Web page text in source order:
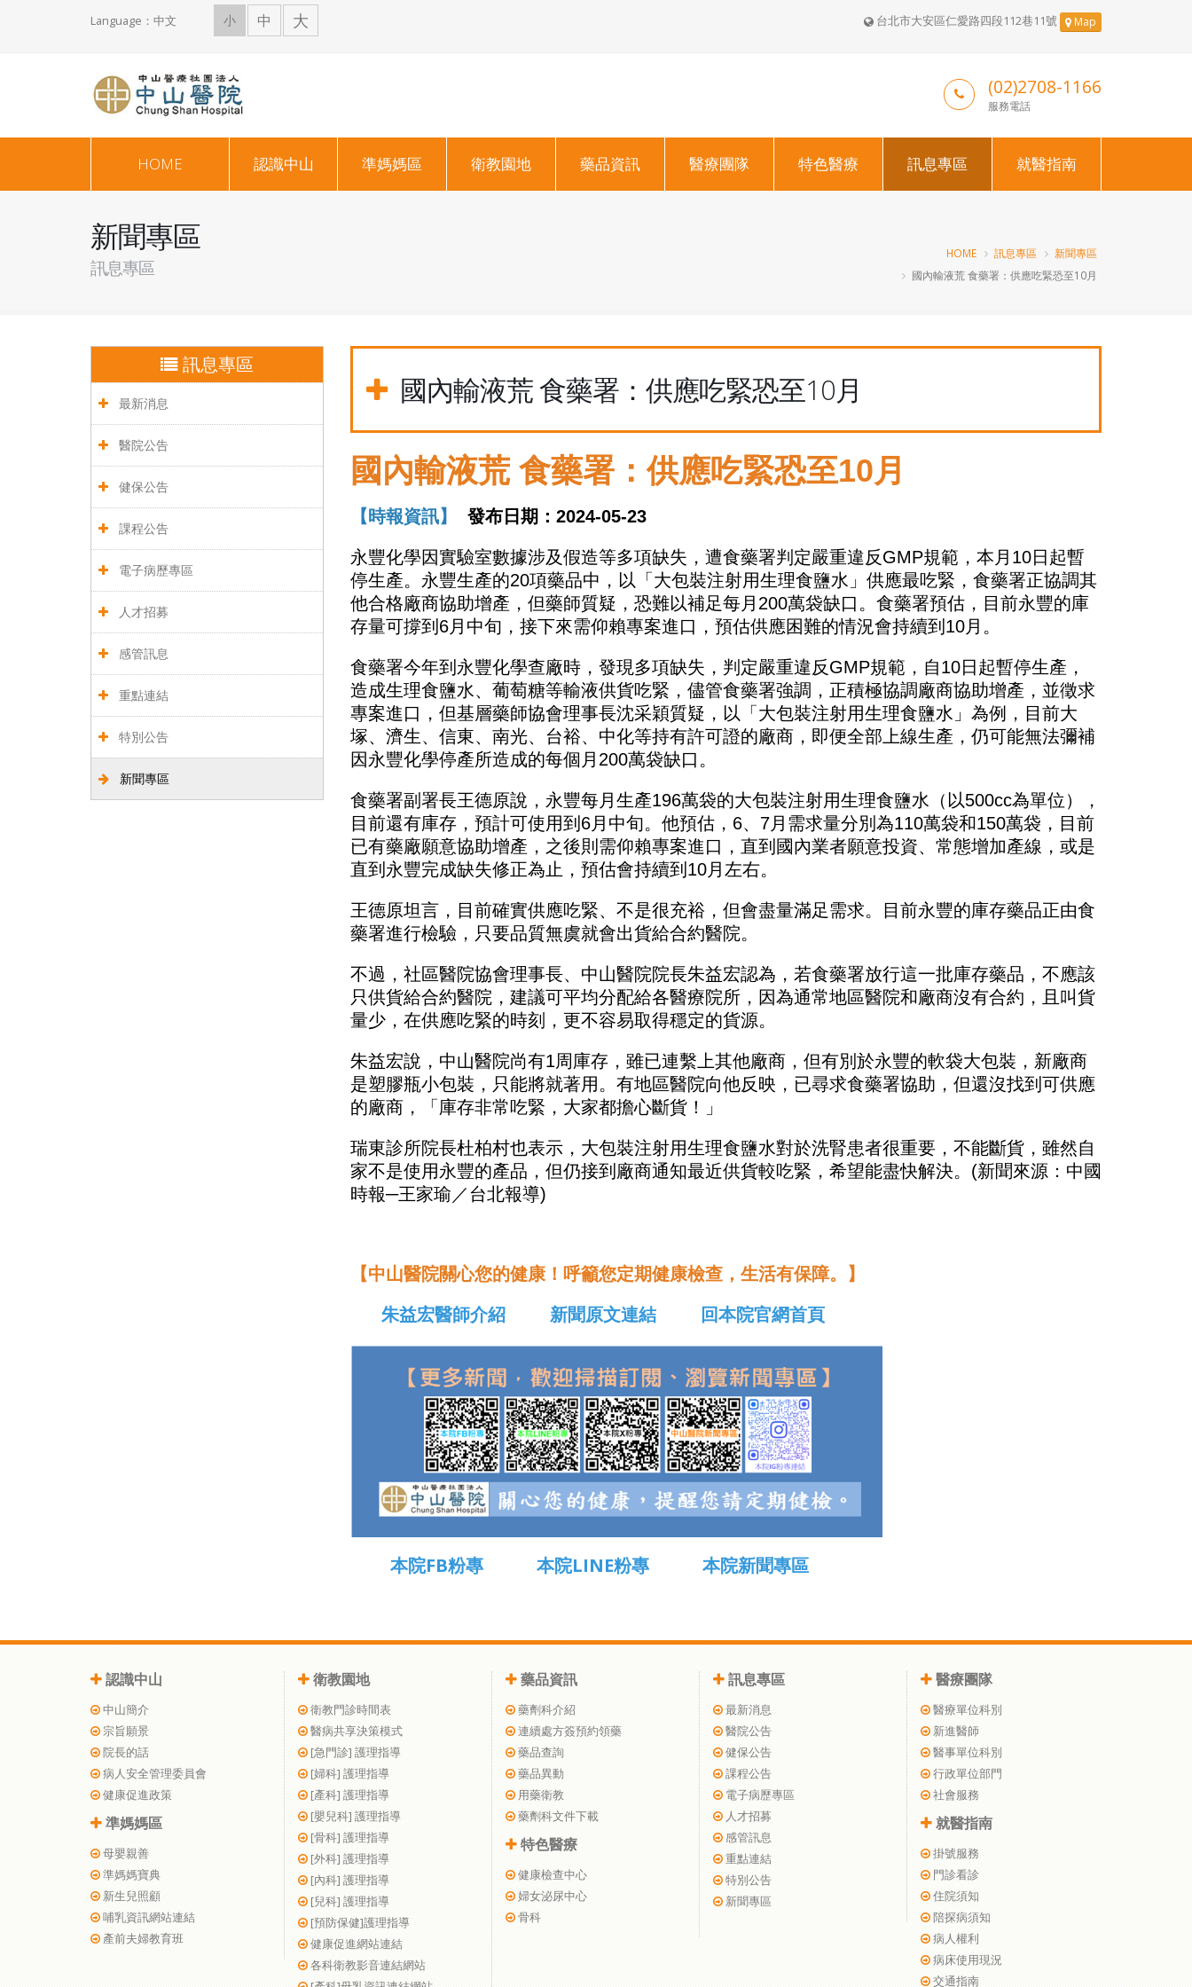
Language：中文 小 中 大 台北市大安區仁愛路四段112巷11號 Map
(02)2708-1166
服務電話
HOME 認識中山 準媽媽區 衛教園地 藥品資訊 醫療團隊 特色醫療 訊息專區 就醫指南
新聞專區
訊息專區
HOME 訊息專區
新聞專區
國內輸液荒 食藥署：供應吃緊恐至10月
訊息專區
最新消息
醫院公告
健保公告
課程公告
電子病歷專區
人才招募
感管訊息
重點連結
特別公告
新聞專區
國內輸液荒 食藥署：供應吃緊恐至10月
國內輸液荒 食藥署：供應吃緊恐至10月
【時報資訊】 發布日期：2024-05-23
永豐化學因實驗室數據涉及假造等多項缺失，遭食藥署判定嚴重違反GMP規範，本月10日起暫
停生產。永豐生產的20項藥品中，以「大包裝注射用生理食鹽水」供應最吃緊，食藥署正協調其
他合格廠商協助增產，但藥師質疑，恐難以補足每月200萬袋缺口。食藥署預估，目前永豐的庫
存量可撐到6月中旬，接下來需仰賴專案進口，預估供應困難的情況會持續到10月。
食藥署今年到永豐化學查廠時，發現多項缺失，判定嚴重違反GMP規範，自10日起暫停生產，
造成生理食鹽水、葡萄糖等輸液供貨吃緊，儘管食藥署強調，正積極協調廠商協助增產，並徵求
專案進口，但基層藥師協會理事長沈采穎質疑，以「大包裝注射用生理食鹽水」為例，目前大
塚、濟生、信東、南光、台裕、中化等持有許可證的廠商，即便全部上線生產，仍可能無法彌補
因永豐化學停產所造成的每個月200萬袋缺口。
食藥署副署長王德原說，永豐每月生產196萬袋的大包裝注射用生理食鹽水（以500cc為單位），
目前還有庫存，預計可使用到6月中旬。他預估，6、7月需求量分別為110萬袋和150萬袋，目前
已有藥廠願意協助增產，之後則需仰賴專案進口，直到國內業者願意投資、常態增加產線，或是
直到永豐完成缺失修正為止，預估會持續到10月左右。
王德原坦言，目前確實供應吃緊、不是很充裕，但會盡量滿足需求。目前永豐的庫存藥品正由食
藥署進行檢驗，只要品質無虞就會出貨給合約醫院。
不過，社區醫院協會理事長、中山醫院院長朱益宏認為，若食藥署放行這一批庫存藥品，不應該
只供貨給合約醫院，建議可平均分配給各醫療院所，因為通常地區醫院和廠商沒有合約，且叫貨
量少，在供應吃緊的時刻，更不容易取得穩定的貨源。
朱益宏說，中山醫院尚有1周庫存，雖已連繫上其他廠商，但有別於永豐的軟袋大包裝，新廠商
是塑膠瓶小包裝，只能將就著用。有地區醫院向他反映，已尋求食藥署協助，但還沒找到可供應
的廠商，「庫存非常吃緊，大家都擔心斷貨！」
瑞東診所院長杜柏村也表示，大包裝注射用生理食鹽水對於洗腎患者很重要，不能斷貨，雖然自
家不是使用永豐的產品，但仍接到廠商通知最近供貨較吃緊，希望能盡快解決。(新聞來源：中國
時報─王家瑜／台北報導)
【中山醫院關心您的健康！呼籲您定期健康檢查，生活有保障。】
朱益宏醫師介紹 新聞原文連結 回本院官網首頁
本院FB粉專 本院LINE粉專 本院新聞專區
認識中山
中山簡介
宗旨願景
院長的話
病人安全管理委員會
健康促進政策
準媽媽區
母嬰親善
準媽媽寶典
新生兒照顧
哺乳資訊網站連結
產前夫婦教育班
衛教園地
衛教門診時間表
醫病共享決策模式
[急門診] 護理指導
[婦科] 護理指導
[產科] 護理指導
[嬰兒科] 護理指導
[骨科] 護理指導
[外科] 護理指導
[內科] 護理指導
[兒科] 護理指導
[預防保健]護理指導
健康促進網站連結
各科衛教影音連結網站
藥品資訊
藥劑科介紹
連續處方簽預約領藥
藥品查詢
藥品異動
用藥衛教
藥劑科文件下載
特色醫療
健康檢查中心
婦女泌尿中心
骨科
訊息專區
最新消息
醫院公告
健保公告
課程公告
電子病歷專區
人才招募
感管訊息
重點連結
特別公告
新聞專區
醫療團隊
醫療單位科別
新進醫師
醫事單位科別
行政單位部門
社會服務
就醫指南
掛號服務
門診看診
住院須知
陪探病須知
病人權利
病床使用現況
交通指南